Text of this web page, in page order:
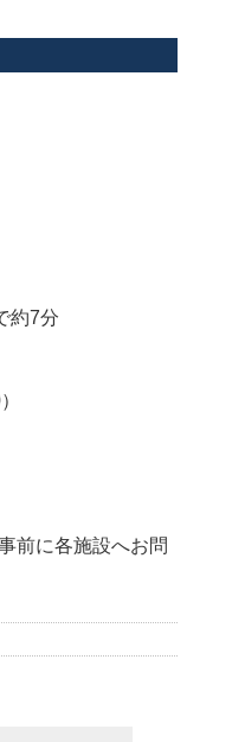
約7分
前に各施設へお問